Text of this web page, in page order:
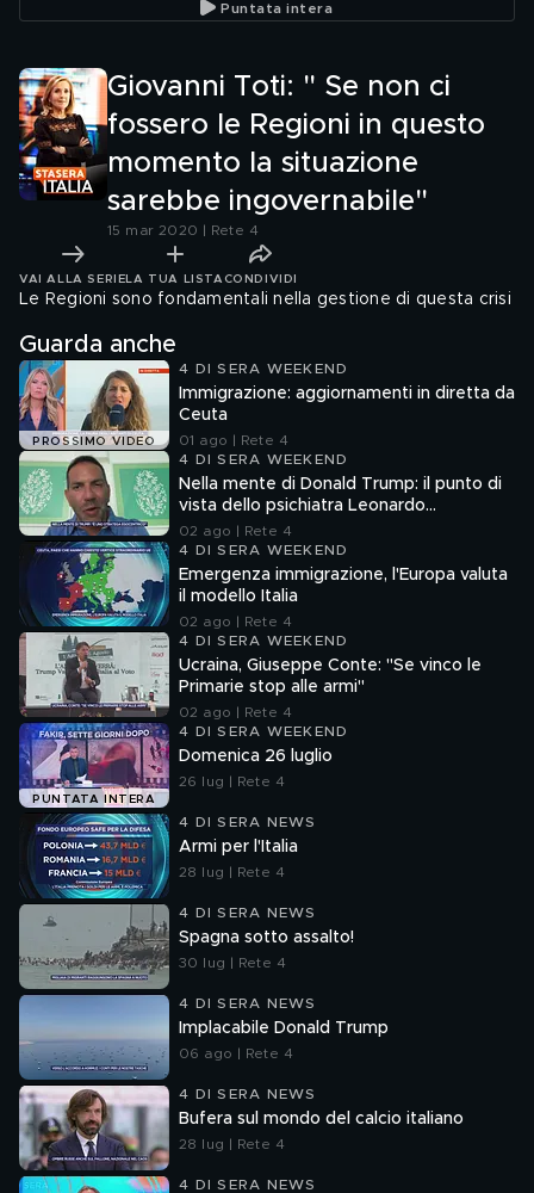
smontarlo"
Puntata intera
Giovanni Toti: " Se non ci
fossero le Regioni in questo
momento la situazione
sarebbe ingovernabile"
15 mar 2020 | Rete 4
VAI ALLA SERIE LA TUA LISTA CONDIVIDI
Le Regioni sono fondamentali nella gestione di questa crisi
Guarda anche
PROSSIMO VIDEO
4 DI SERA WEEKEND
Immigrazione: aggiornamenti in diretta da
Ceuta
01 ago | Rete 4
4 DI SERA WEEKEND
Nella mente di Donald Trump: il punto di
vista dello psichiatra Leonardo
Mendolicchio
02 ago | Rete 4
4 DI SERA WEEKEND
Emergenza immigrazione, l'Europa valuta
il modello Italia
02 ago | Rete 4
4 DI SERA WEEKEND
Ucraina, Giuseppe Conte: "Se vinco le
Primarie stop alle armi"
02 ago | Rete 4
PUNTATA INTERA
4 DI SERA WEEKEND
Domenica 26 luglio
26 lug | Rete 4
4 DI SERA NEWS
Armi per l'Italia
28 lug | Rete 4
4 DI SERA NEWS
Spagna sotto assalto!
30 lug | Rete 4
4 DI SERA NEWS
Implacabile Donald Trump
06 ago | Rete 4
4 DI SERA NEWS
Bufera sul mondo del calcio italiano
28 lug | Rete 4
4 DI SERA NEWS